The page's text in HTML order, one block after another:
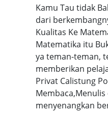
Kamu Tau tidak
dari
Kualitas Ke
Matematika itu
ya teman-teman,
memberikan
Privat Calistung
menyenangkan